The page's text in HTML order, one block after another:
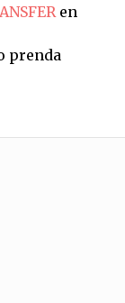
en
prenda